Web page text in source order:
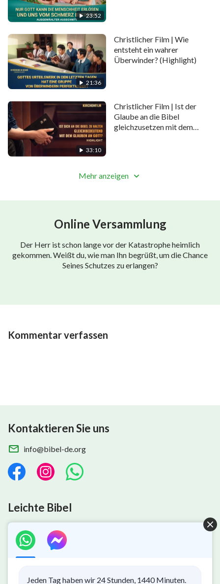
23:52
21:36
Christlicher Film | Wie
entsteht ein wahrer
Überwinder? (Highlight)
33:10
Christlicher Film | Ist der
Glaube an die Bibel
gleichzusetzen mit dem
Mehr anzeigen
Online Versammlung
Der Herr ist schon lange vor der Katastrophe heimlich
gekommen. Weißt du, wie man Ihn begrüßt, um die Chance
Seines Schutzes zu erlangen?
Kommentar verfassen
Kontaktieren Sie uns
info@bibel-de.org
Leichte Bibel
Jeden Tag haben wir 24 Stunden, 1440 Minuten.